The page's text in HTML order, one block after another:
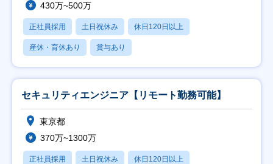
430万~500万
正社員採用 土日祝休み 休日120日以上
産休・育休あり 賞与あり
セキュリティエンジニア【リモート勤務可能】
東京都
370万~1300万
正社員採用 土日祝休み 休日120日以上